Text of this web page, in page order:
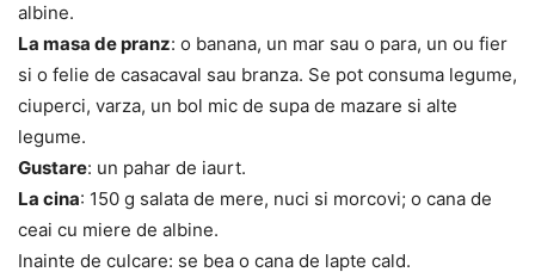
albine.
La masa de pranz: o banana, un mar sau o para, un ou fier
si o felie de casacaval sau branza. Se pot consuma legume,
ciuperci, varza, un bol mic de supa de mazare si alte
legume.
Gustare: un pahar de iaurt.
La cina: 150 g salata de mere, nuci si morcovi; o cana de
ceai cu miere de albine.
Inainte de culcare: se bea o cana de lapte cald.